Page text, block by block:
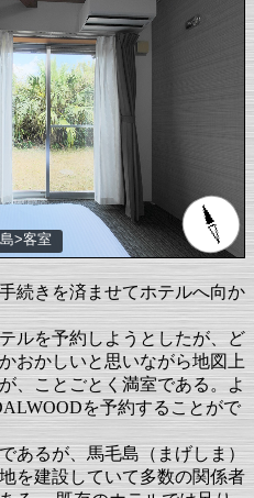
>客室
続きを済ませてホテルへ向か
ルを予約しようとしたが、ど
おかしいと思いながら地図上
、ことごとく満室である。よ
を予約することがで
あるが、馬毛島（まげしま）
を建設していて多数の関係者